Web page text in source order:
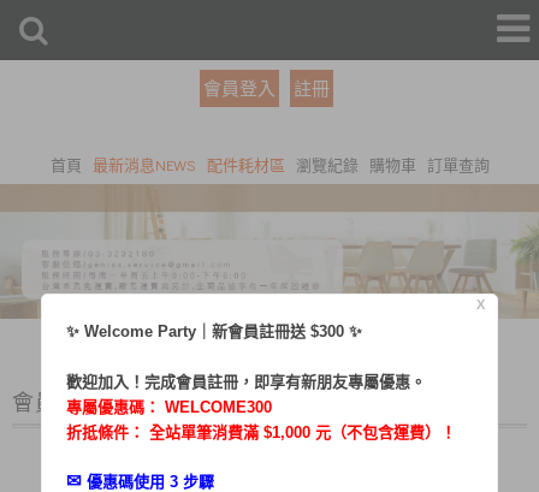
會員登入 註冊
首頁 最新消息NEWS 配件耗材區 瀏覽紀錄 購物車 訂單查詢
會員登入
X
✨ Welcome Party｜新會員註冊送 $300 ✨
歡迎加入！完成會員註冊，即享有新朋友專屬優惠。
專屬優惠碼： WELCOME300
折抵條件： 全站單筆消費滿 $1,000 元（不包含運費）！
✉︎ 優惠碼使用 3 步驟